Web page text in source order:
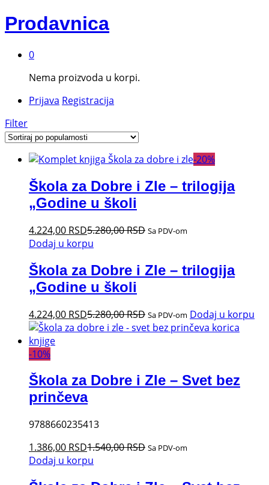
Prodavnica
0
Nema proizvoda u korpi.
Prijava Registracija
Filter
-20%
Škola za Dobre i Zle – trilogija
„Godine u školi
4.224,00 RSD5.280,00RSD Sa PDV-om
Dodaj u korpu
Škola za Dobre i Zle – trilogija
„Godine u školi
4.224,00 RSD5.280,00RSD Sa PDV-om Dodaj u korpu
-10%
Škola za Dobre i Zle – Svet bez
prinčeva
9788660235413
1.386,00 RSD1.540,00RSD Sa PDV-om
Dodaj u korpu